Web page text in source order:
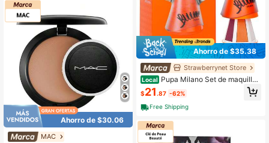
Ahorro de $30.06
MAC
Ahorro de $35.38
Strawberrynet Store
Local Pupa Milano Set de maquillaj
$21 .87 -62%
Free Shipping